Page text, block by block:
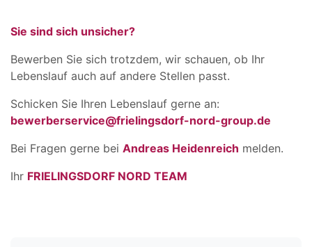
Sie sind sich unsicher?
Bewerben Sie sich trotzdem, wir schauen, ob Ihr
Lebenslauf auch auf andere Stellen passt.
Schicken Sie Ihren Lebenslauf gerne an:
bewerberservice@frielingsdorf-nord-group.de
Bei Fragen gerne bei Andreas Heidenreich melden.
Ihr FRIELINGSDORF NORD TEAM